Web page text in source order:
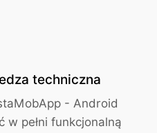
techniczna
- Android
w pełni funkcjonalną